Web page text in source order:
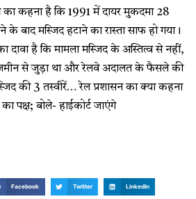
का कहना है कि 1991 में दायर मुकदमा 28
बाद मस्जिद हटाने का रास्ता साफ हो गया।
दावा है कि मामला मस्जिद के अस्तित्व से नहीं,
जमीन से जुड़ा था और रेलवे अदालत के फैसले की
की 3 तस्वीरें… रेल प्रशासन का क्या कहना
पक्ष; बोले- हाईकोर्ट जाएंगे
Facebook Twitter LinkedIn